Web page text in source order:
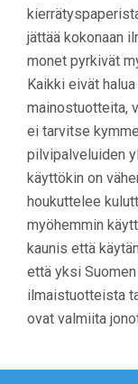
jättää kokonaan
monet pyrkivät
Kaikki eivät
mainostuotteita,
ei tarvitse
pilvipalveluiden
käyttökin on
houkuttelee
myöhemmin
kaunis että
että yksi
ilmaistuotteista
ovat valmiita